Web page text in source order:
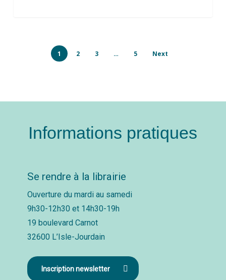
1 2 3 … 5 Next
Informations pratiques
Se rendre à la librairie
Ouverture du mardi au samedi
9h30-12h30 et 14h30-19h
19 boulevard Carnot
32600 L’Isle-Jourdain
Inscription newsletter